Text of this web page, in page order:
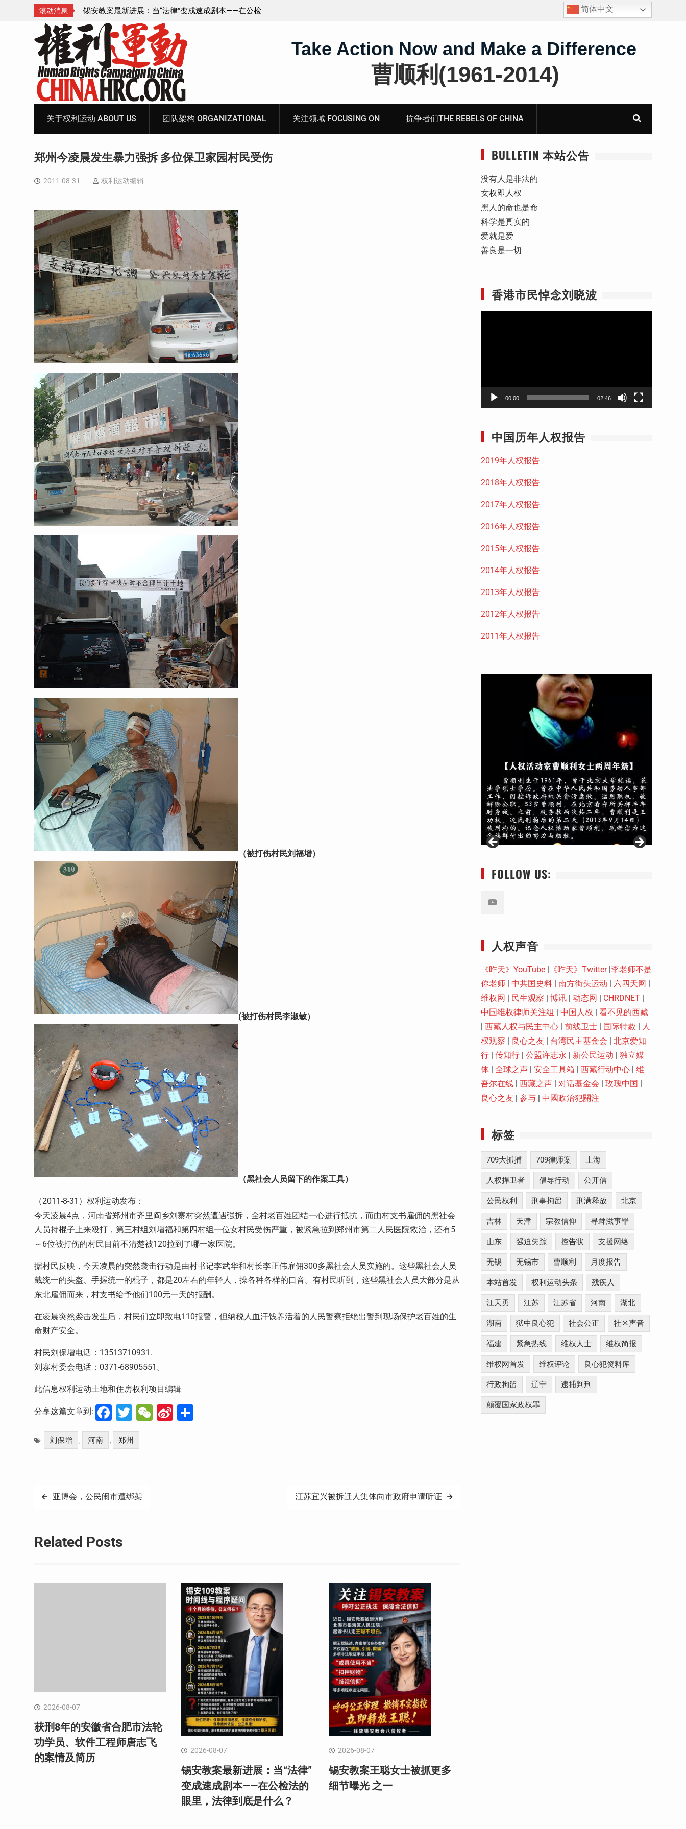
滚动消息
速成剧本——在公检 锡安教案王聪女士被抓更多细节曝光 之一
获刑8年的安徽省合肥市法轮功学员、软件工程师唐志
简体中文
Take Action Now and Make a Difference
曹顺利(1961-2014)
关于权利运动 ABOUT US 团队架构 ORGANIZATIONAL 关注领域 FOCUSING ON 抗争者们THE REBELS OF CHINA
郑州今凌晨发生暴力强拆 多位保卫家园村民受伤
2011-08-31 权利运动编辑
（被打伤村民刘福增）
(被打伤村民李淑敏）
（黑社会人员留下的作案工具）
（2011-8-31）权利运动发布：
今天凌晨4点，河南省郑州市齐里阎乡刘寨村突然遭遇强拆，全村老百姓团结一心进行抵抗，而由村支书雇佣的黑社会
人员持棍子上来殴打，第三村组刘增福和第四村组一位女村民受伤严重，被紧急拉到郑州市第二人民医院救治，还有5
～6位被打伤的村民目前不清楚被120拉到了哪一家医院。
据村民反映，今天凌晨的突然袭击行动是由村书记李武华和村长李正伟雇佣300多黑社会人员实施的。这些黑社会人员
戴统一的头盔、手握统一的棍子，都是20左右的年轻人，操各种各样的口音。有村民听到，这些黑社会人员大部分是从
东北雇佣而来，村支书给予他们100元一天的报酬。
在凌晨突然袭击发生后，村民们立即致电110报警，但纳税人血汗钱养活着的人民警察拒绝出警到现场保护老百姓的生
命财产安全。
村民刘保增电话：13513710931.
刘寨村委会电话：0371-68905551。
此信息权利运动土地和住房权利项目编辑
分享这篇文章到: Facebook
Twitter
WeChat
Sina
刘保增 , 河南 , 郑州
文
导
亚博会，公民闹市遭绑架 江苏宜兴被拆迁人集体向市政府申请听证
Related Posts
2026-08-07
获刑8年的安徽省合肥市法轮
功学员、软件工程师唐志飞
的案情及简历
2026-08-07
锡安教案最新进展：当“法律”
变成速成剧本——在公检法的
眼里，法律到底是什么？
2026-08-07
锡安教案王聪女士被抓更多
细节曝光 之一
BULLETIN 本站公告
没有人是非法的
女权即人权
黑人的命也是命
科学是真实的
爱就是爱
善良是一切
香港市民悼念刘晓波
00:00 02:46
中国历年人权报告
2019年人权报告
2018年人权报告
2017年人权报告
2016年人权报告
2015年人权报告
2014年人权报告
2013年人权报告
2012年人权报告
2011年人权报告
FOLLOW US:
人权声音
《昨天》YouTube | 《昨天》Twitter|李老师不是
你老师 | 中共国史料 | 南方街头运动 | 六四天网 |
维权网 | 民生观察 | 博讯 | 动态网 | CHRDNET |
中国维权律师关注组 | 中国人权 | 看不见的西藏
| 西藏人权与民主中心 | 前线卫士 | 国际特赦 | 人
权观察 | 良心之友 | 台湾民主基金会 | 北京爱知
行 | 传知行 | 公盟许志永 | 新公民运动 | 独立媒
体 | 全球之声 | 安全工具箱 | 西藏行动中心 | 维
吾尔在线 | 西藏之声 | 对话基金会 | 玫瑰中国 |
良心之友 | 参与 | 中國政治犯關注
标签
709大抓捕 709律师案 上海
人权捍卫者 倡导行动 公开信
公民权利 刑事拘留 刑满释放 北京
吉林 天津 宗教信仰 寻衅滋事罪
山东 强迫失踪 控告状 支援网络
无锡 无锡市 曹顺利 月度报告
本站首发 权利运动头条 残疾人
江天勇 江苏 江苏省 河南 湖北
湖南 狱中良心犯 社会公正 社区声音
福建 紧急热线 维权人士 维权简报
维权网首发 维权评论 良心犯资料库
行政拘留 辽宁 逮捕判刑
颠覆国家政权罪